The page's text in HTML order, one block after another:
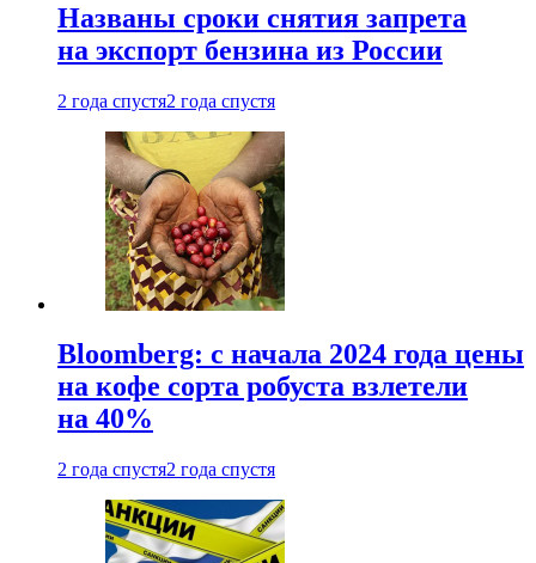
Названы сроки снятия запрета
на экспорт бензина из России
2 года спустя2 года спустя
Bloomberg: с начала 2024 года цены
на кофе сорта робуста взлетели
на 40%
2 года спустя2 года спустя